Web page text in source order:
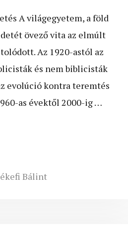
A világegyetem, a föld
övező vita az elmúlt
Az 1920-astól az
és nem biblicisták
evolúció kontra teremtés
as évektől 2000-ig …
Bálint